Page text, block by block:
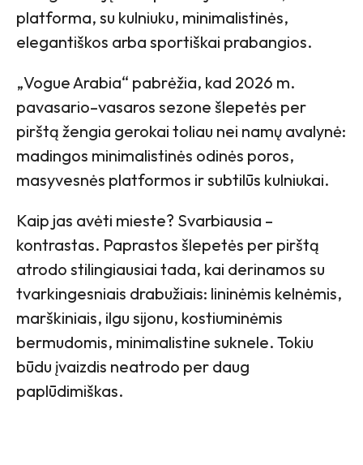
platforma, su kulniuku, minimalistinės,
elegantiškos arba sportiškai prabangios.
„Vogue Arabia“ pabrėžia, kad 2026 m.
pavasario–vasaros sezone šlepetės per
pirštą žengia gerokai toliau nei namų avalynė:
madingos minimalistinės odinės poros,
masyvesnės platformos ir subtilūs kulniukai.
Kaip jas avėti mieste? Svarbiausia –
kontrastas. Paprastos šlepetės per pirštą
atrodo stilingiausiai tada, kai derinamos su
tvarkingesniais drabužiais: lininėmis kelnėmis,
marškiniais, ilgu sijonu, kostiuminėmis
bermudomis, minimalistine suknele. Tokiu
būdu įvaizdis neatrodo per daug
paplūdimiškas.